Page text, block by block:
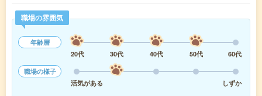
職場の雰囲気
年齢層
20代
30代 40代 50代
60代
職場の様子
活気がある
しずか